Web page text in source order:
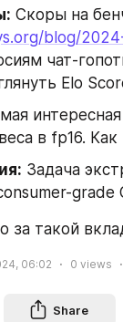
Скоры на
blog/
чат-
Elo
в fp16.
Задача
grade
за такой
06:02 0 views
Share